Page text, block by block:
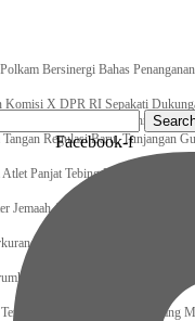
Bersinergi Bahas
Komisi X DPR RI Sepakati
Pemuda dan Olahraga
Tangan Regulasi Baru, Tunjangan
Panjat Tebing Indonesia
Jemaah Asal Surabaya Tertunda,
Gus Ipul: 405 Ribu Lebih
Indonesia Di Kancah
Perempuan Modern yang
Facebook-f